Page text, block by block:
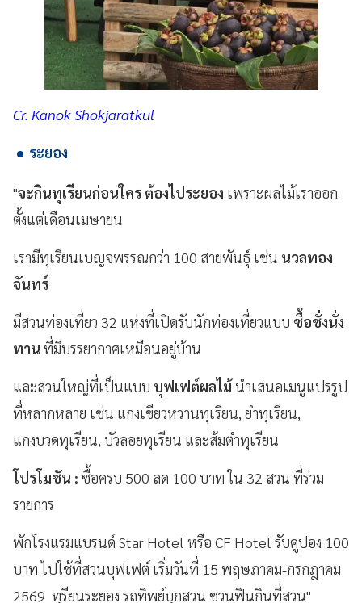
Cr. Kanok Shokjaratkul
ระยอง
"จะกินทุเรียนก่อนใคร ต้องไประยอง เพราะผลไม้เราออก
ตั้งแต่เดือนเมษายน
เรามีทุเรียนเบญจพรรณกว่า 100 สายพันธุ์ เช่น นวลทอง
จันทร์
มีสวนท่องเที่ยว 32 แห่งที่เปิดรับนักท่องเที่ยวแบบ ซื้อชั่งนั่ง
ทาน ที่มีบรรยากาศเหมือนอยู่บ้าน
และสวนใหญ่ที่เป็นแบบ บุฟเฟต์ผลไม้นำเสนอเมนูแปรรูป
ที่หลากหลาย เช่น แกงเขียวหวานทุเรียน, ยำทุเรียน,
แกงบวดทุเรียน, บัวลอยทุเรียน และส้มตำทุเรียน
โปรโมชัน : ซื้อครบ 500 ลด 100 บาท ใน 32 สวน ที่ร่วม
รายการ
พักโรงแรมแบรนด์ Star Hotel หรือ CF Hotel รับคูปอง 100
บาท ไปใช้ที่สวนบุฟเฟต์ เริ่มวันที่ 15 พฤษภาคม-กรกฎาคม
2569 ทุรียนระยอง รถทิพย์บุกสวน ชวนฟินกินที่สวน"